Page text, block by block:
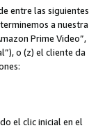
entre las siguientes
a nuestra
Prime Video”,
o (z) el cliente da
el clic inicial en el